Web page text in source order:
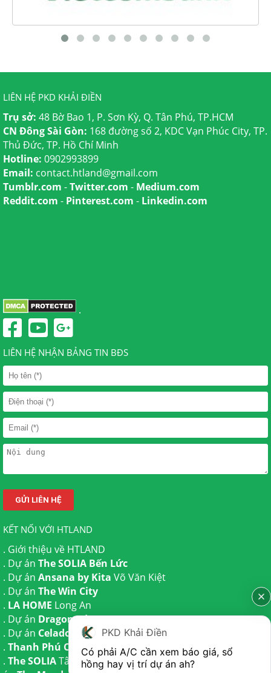
LIÊN HỆ PKD KHẢI ĐIỀN
Trụ sở: 48 Bờ Bao 1, P. Sơn Kỳ, Q. Tân Phú, TP.HCM
CN Đông Sài Gòn: 168 đường số 2, KDC Vạn Phúc City, TP.
Thủ Đức, TP. Hồ Chí Minh
Hotline: 0902993899
Email: contact.htland@gmail.com
Tumblr.com -Twitter.com - Medium.com
Reddit.com - Pinterest.com - Linkedin.com
.
LIÊN HỆ NHẬN BẢNG TIN BĐS
KẾT NỐI VỚI HTLAND
. Giới thiệu về HTLAND
. Dự án The SOLIA Bến Lức
. Dự án Ansana by Kita Võ Văn Kiệt
. Dự án The Win City
. LA HOME Long An
. Dự án Dragon Eden Long An
. Dự án Celadon City
Tân Phú
. Thanh Phú Centre PointBến Lức
. The SOLIATây Ninh | Dự ánThe AGULATrần Anh và Dự
PKD Khải Điền
Có phải A/C cần xem báo giá, sổ
hồng hay vị trí dự án ah?